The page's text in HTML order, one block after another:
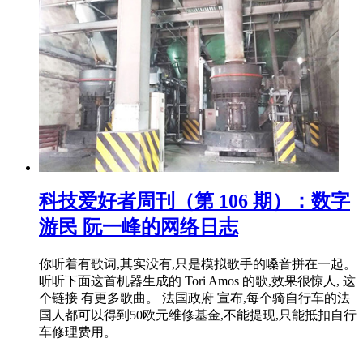
科技爱好者周刊（第 106 期）：数字
游民 阮一峰的网络日志
你听着有歌词,其实没有,只是模拟歌手的嗓音拼在一起。
听听下面这首机器生成的 Tori Amos 的歌,效果很惊人, 这
个链接 有更多歌曲。 法国政府 宣布,每个骑自行车的法
国人都可以得到50欧元维修基金,不能提现,只能抵扣自行
车修理费用。